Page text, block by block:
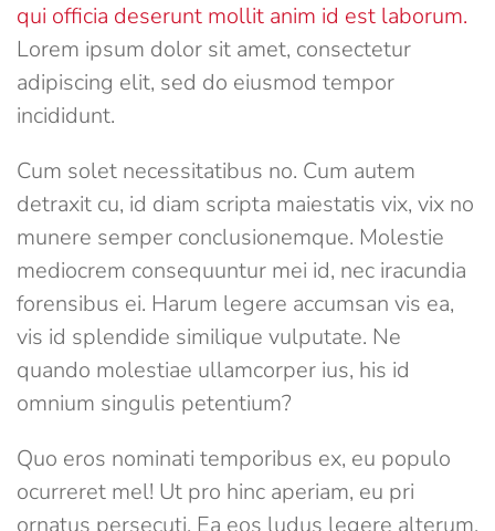
qui officia deserunt mollit anim id est laborum.
Lorem ipsum dolor sit amet, consectetur
adipiscing elit, sed do eiusmod tempor
incididunt.
Cum solet necessitatibus no. Cum autem
detraxit cu, id diam scripta maiestatis vix, vix no
munere semper conclusionemque. Molestie
mediocrem consequuntur mei id, nec iracundia
forensibus ei. Harum legere accumsan vis ea,
vis id splendide similique vulputate. Ne
quando molestiae ullamcorper ius, his id
omnium singulis petentium?
Quo eros nominati temporibus ex, eu populo
ocurreret mel! Ut pro hinc aperiam, eu pri